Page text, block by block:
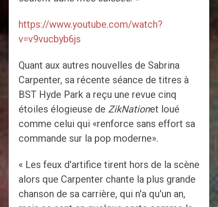
https://www.youtube.com/watch?
v=v9vucbyb6js
Quant aux autres nouvelles de Sabrina
Carpenter, sa récente séance de titres à
BST Hyde Park a reçu une revue cinq
étoiles élogieuse de ZikNationet loué
comme celui qui «renforce sans effort sa
commande sur la pop moderne».
« Les feux d'artifice tirent hors de la scène
alors que Carpenter chante la plus grande
chanson de sa carrière, qui n'a qu'un an,